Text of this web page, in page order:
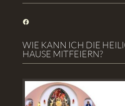
Facebook
WIE KANN ICH DIE
HAUSE MITFEIERN?